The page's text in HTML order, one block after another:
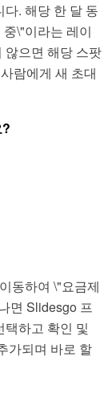
. 해당 한 달 동
\"이라는 레이
않으면 해당 스팟
람에게 새 초대
동하여 \"요금제
면 Slidesgo 프
하고 확인 및
가되며 바로 할